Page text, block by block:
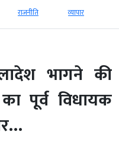
राजनीति व्‍यापार
भागने की
पूर्व विधायक